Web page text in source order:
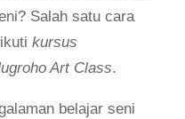
Salah satu cara
kursus
Art Class.
belajar seni